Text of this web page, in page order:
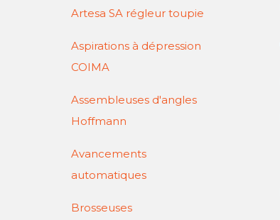
Artesa SA régleur toupie
Aspirations à dépression
COIMA
Assembleuses d'angles
Hoffmann
Avancements
automatiques
Brosseuses